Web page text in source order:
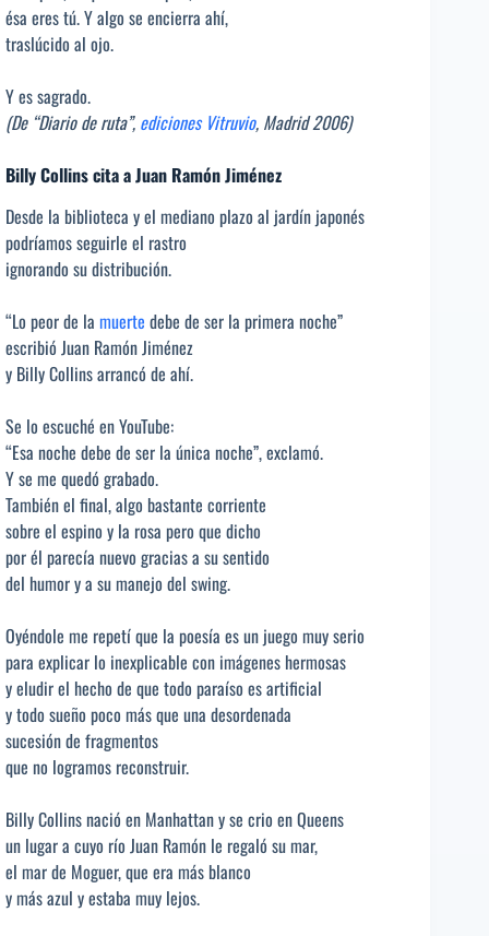
ésa eres tú. Y algo se encierra ahí,
traslúcido al ojo.
Y es sagrado.
(De “Diario de ruta”, ediciones Vitruvio, Madrid 2006)
Billy Collins cita a Juan Ramón Jiménez
Desde la biblioteca y el mediano plazo al jardín japonés
podríamos seguirle el rastro
ignorando su distribución.
“Lo peor de la muerte debe de ser la primera noche”
escribió Juan Ramón Jiménez
y Billy Collins arrancó de ahí.
Se lo escuché en YouTube:
“Esa noche debe de ser la única noche”, exclamó.
Y se me quedó grabado.
También el final, algo bastante corriente
sobre el espino y la rosa pero que dicho
por él parecía nuevo gracias a su sentido
del humor y a su manejo del swing.
Oyéndole me repetí que la poesía es un juego muy serio
para explicar lo inexplicable con imágenes hermosas
y eludir el hecho de que todo paraíso es artificial
y todo sueño poco más que una desordenada
sucesión de fragmentos
que no logramos reconstruir.
Billy Collins nació en Manhattan y se crio en Queens
un lugar a cuyo río Juan Ramón le regaló su mar,
el mar de Moguer, que era más blanco
y más azul y estaba muy lejos.